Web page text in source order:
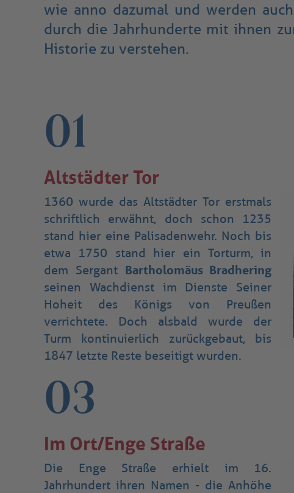
wie anno dazumal und werden
durch die Jahrhunderte mit ihnen
Historie zu verstehen.
01
Altstädter Tor
1360 wurde das Altstädter Tor erstmals
schriftlich erwähnt, doch schon 1235
stand hier eine Palisadenwehr. Noch bis
etwa 1750 stand hier ein Torturm, in
dem Sergant Bartholomäus Bradhering
seinen Wachdienst im Dienste Seiner
Hoheit des Königs von Preußen
verrichtete. Doch alsbald wurde der
Turm kontinuierlich zurückgebaut, bis
1847 letzte Reste beseitigt wurden.
03
Im Ort/Enge Straße
Die Enge Straße erhielt im 16.
Jahrhundert ihren Namen - die Anhöhe